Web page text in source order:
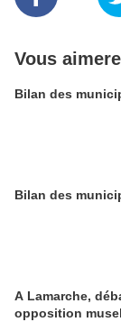
Vous
Bilan des
Bilan des
A Lamarche,
opposition